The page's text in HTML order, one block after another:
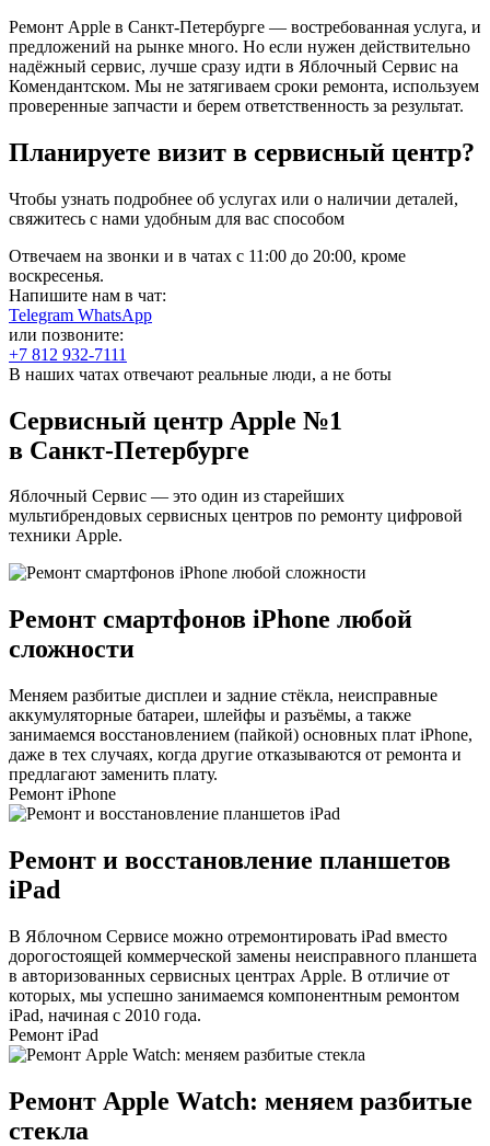
Ремонт Apple в Санкт-Петербурге — востребованная услуга, и
предложений на рынке много. Но если нужен действительно
надёжный сервис, лучше сразу идти в Яблочный Сервис на
Комендантском. Мы не затягиваем сроки ремонта, используем
проверенные запчасти и берем ответственность за результат.
Планируете визит в сервисный центр?
Чтобы узнать подробнее об услугах или о наличии деталей,
свяжитесь с нами удобным для вас способом
Отвечаем на звонки и в чатах с 11:00 до 20:00, кроме
воскресенья.
Напишите нам в чат:
Telegram WhatsApp
или позвоните:
+7 812 932-7111
В наших чатах отвечают реальные люди, а не боты
Сервисный центр Apple №1
в Санкт-Петербурге
Яблочный Сервис — это один из старейших
мультибрендовых сервисных центров по ремонту цифровой
техники Apple.
Ремонт смартфонов iPhone любой
сложности
Меняем разбитые дисплеи и задние стёкла, неисправные
аккумуляторные батареи, шлейфы и разъёмы, а также
занимаемся восстановлением (пайкой) основных плат iPhone,
даже в тех случаях, когда другие отказываются от ремонта и
предлагают заменить плату.
Ремонт iPhone
Ремонт и восстановление планшетов
iPad
В Яблочном Сервисе можно отремонтировать iPad вместо
дорогостоящей коммерческой замены неисправного планшета
в авторизованных сервисных центрах Apple. В отличие от
которых, мы успешно занимаемся компонентным ремонтом
iPad, начиная с 2010 года.
Ремонт iPad
Ремонт Apple Watch: меняем разбитые
стекла